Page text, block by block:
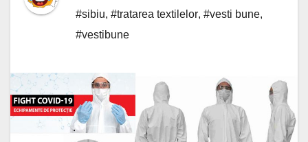
#sibiu, #tratarea textilelor, #vesti bune,
#vestibune